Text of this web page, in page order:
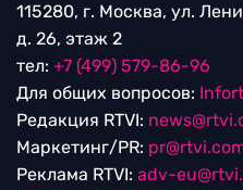
115280, г. Москва, ул.
д. 26, этаж 2
тел: +7 (499) 579-86-96
Для общих вопросов:
Редакция RTVI:
Маркетинг/PR:
Реклама RTVI: adv-